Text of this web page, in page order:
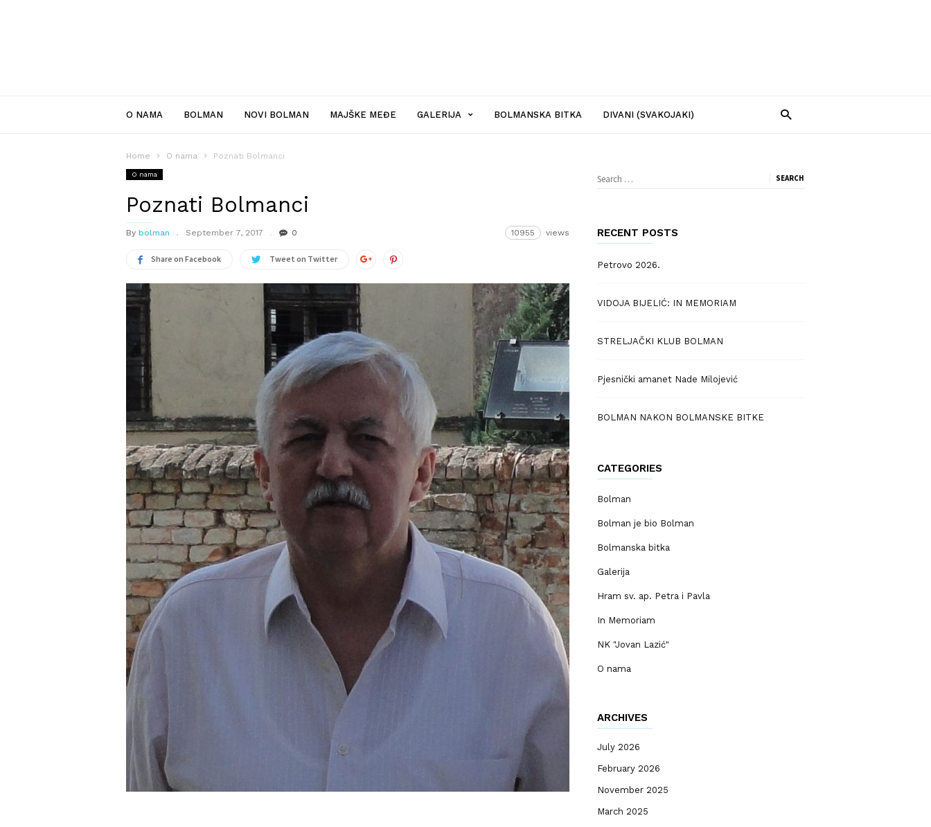
O NAMA BOLMAN NOVI BOLMAN MAJŠKE MEĐE GALERIJA BOLMANSKA BITKA DIVANI (SVAKOJAKI)
Home O nama Poznati Bolmanci
O nama
Poznati Bolmanci
By bolman September 7, 2017 0 10955 views
Share on Facebook Tweet on Twitter
Search
RECENT POSTS
Petrovo 2026.
VIDOJA BIJELIĆ: IN MEMORIAM
STRELJAČKI KLUB BOLMAN
Pjesnički amanet Nade Milojević
BOLMAN NAKON BOLMANSKE BITKE
CATEGORIES
Bolman
Bolman je bio Bolman
Bolmanska bitka
Galerija
Hram sv. ap. Petra i Pavla
In Memoriam
NK "Jovan Lazić"
O nama
ARCHIVES
July 2026
February 2026
November 2025
March 2025